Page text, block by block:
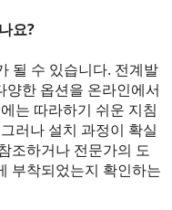
요?
될 수 있습니다. 전계발
양한 옵션을 온라인에서
는 따라하기 쉬운 지침
러나 설치 과정이 확실
조하거나 전문가의 도
부착되었는지 확인하는